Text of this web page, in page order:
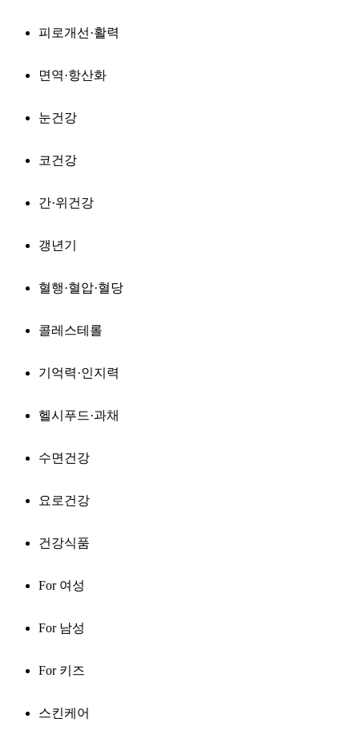
피로개선·활력
면역·항산화
눈건강
코건강
간·위건강
갱년기
혈행·혈압·혈당
콜레스테롤
기억력·인지력
헬시푸드·과채
수면건강
요로건강
건강식품
For 여성
For 남성
For 키즈
스킨케어